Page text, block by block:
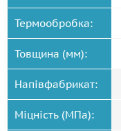
Термообробка:
Товщина (мм):
Напівфабрикат:
Міцність (МПа):